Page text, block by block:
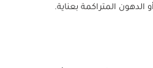
أو الدهون المتراكمة بعناية.